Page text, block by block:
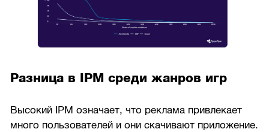
Разница в IPM среди жанров игр
Высокий IPM означает, что реклама привлекает
много пользователей и они скачивают приложение.